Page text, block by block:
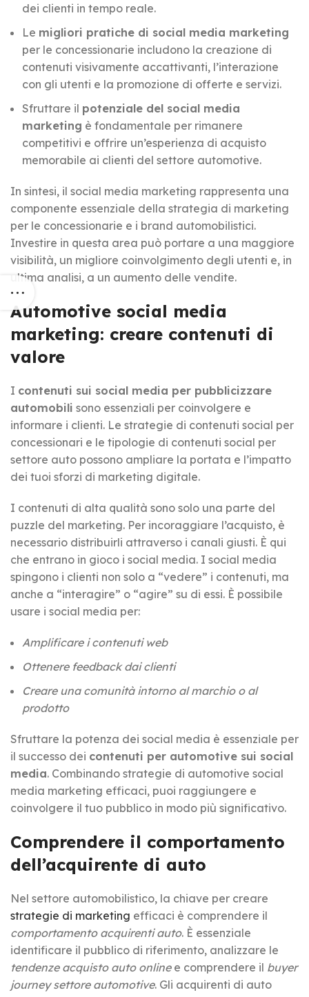
dei clienti in tempo reale.
Le migliori pratiche di social media marketing
per le concessionarie includono la creazione di
contenuti visivamente accattivanti, l’interazione
con gli utenti e la promozione di offerte e servizi.
Sfruttare il potenziale del social media
marketing è fondamentale per rimanere
competitivi e offrire un’esperienza di acquisto
memorabile ai clienti del settore automotive.
In sintesi, il social media marketing rappresenta una
componente essenziale della strategia di marketing
per le concessionarie e i brand automobilistici.
Investire in questa area può portare a una maggiore
visibilità, un migliore coinvolgimento degli utenti e, in
ultima analisi, a un aumento delle vendite.
Automotive social media
marketing: creare contenuti di
valore
I contenuti sui social media per pubblicizzare
automobili sono essenziali per coinvolgere e
informare i clienti. Le strategie di contenuti social per
concessionari e le tipologie di contenuti social per
settore auto possono ampliare la portata e l’impatto
dei tuoi sforzi di marketing digitale.
I contenuti di alta qualità sono solo una parte del
puzzle del marketing. Per incoraggiare l’acquisto, è
necessario distribuirli attraverso i canali giusti. È qui
che entrano in gioco i social media. I social media
spingono i clienti non solo a “vedere” i contenuti, ma
anche a “interagire” o “agire” su di essi. È possibile
usare i social media per:
Amplificare i contenuti web
Ottenere feedback dai clienti
Creare una comunità intorno al marchio o al
prodotto
Sfruttare la potenza dei social media è essenziale per
il successo dei contenuti per automotive sui social
media. Combinando strategie di automotive social
media marketing efficaci, puoi raggiungere e
coinvolgere il tuo pubblico in modo più significativo.
Comprendere il comportamento
dell’acquirente di auto
Nel settore automobilistico, la chiave per creare
strategie di marketing efficaci è comprendere il
comportamento acquirenti auto. È essenziale
identificare il pubblico di riferimento, analizzare le
tendenze acquisto auto onlinee comprendere il buyer
journey settore automotive. Gli acquirenti di auto